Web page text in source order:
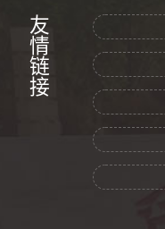
友情链接